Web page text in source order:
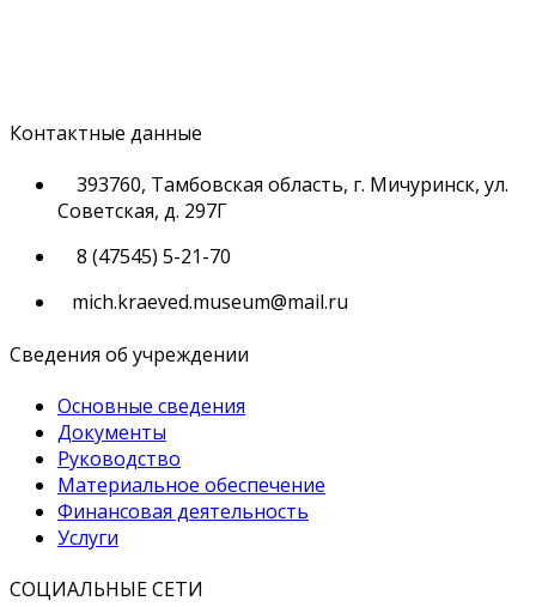
Контактные данные
393760, Тамбовская область, г. Мичуринск, ул.
Советская, д. 297Г
8 (47545) 5-21-70
mich.kraeved.museum@mail.ru
Сведения об учреждении
Основные сведения
Документы
Руководство
Материальное обеспечение
Финансовая деятельность
Услуги
СОЦИАЛЬНЫЕ СЕТИ